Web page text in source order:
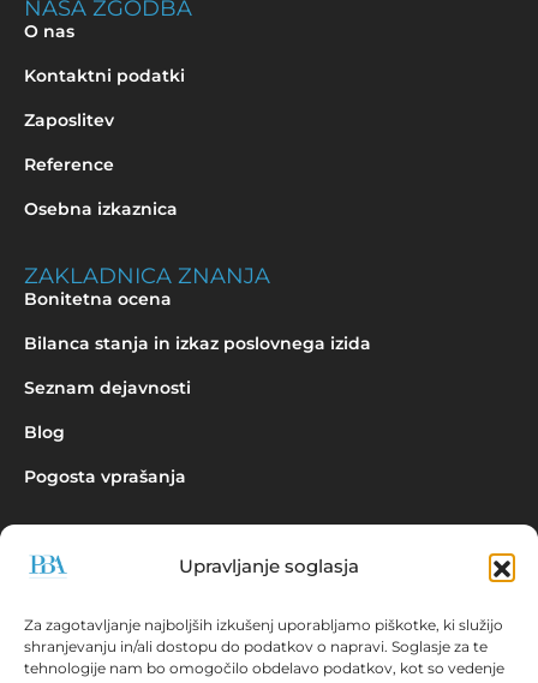
Upravljanje soglasja
Za zagotavljanje najboljših izkušenj uporabljamo piškotke, ki služijo
shranjevanju in/ali dostopu do podatkov o napravi. Soglasje za te
tehnologije nam bo omogočilo obdelavo podatkov, kot so vedenje
NAŠA ZGODBA
O nas
Kontaktni podatki
Zaposlitev
Reference
Osebna izkaznica
ZAKLADNICA ZNANJA
Bonitetna ocena
Bilanca stanja in izkaz poslovnega izida
Seznam dejavnosti
Blog
Pogosta vprašanja
Povpraševanje